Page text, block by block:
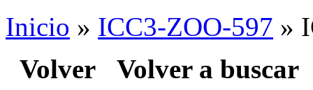
Inicio » ICC3-ZOO-597 »
Volver Volver a buscar